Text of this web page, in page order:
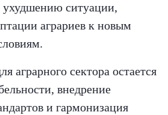
ситуации,
аграриев к новым
аграрного сектора остается
внедрение
и гармонизация